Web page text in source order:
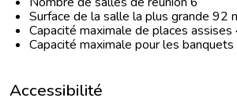
Surface de la salle la plus grande
Capacité maximale de places assises
Capacité maximale pour les
Accessibilité